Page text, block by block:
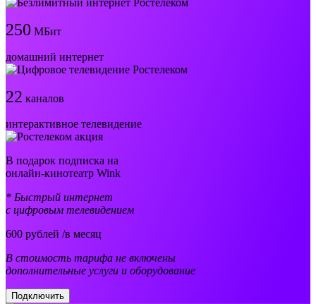
250 МБит
домашний интернет
22 каналов
интерактивное телевидение
В подарок подписка на
онлайн-кинотеатр Wink
* Быстрый интернет
с цифровым телевидением
600 рублей /в месяц
В стоимость тарифа не включены
дополнительные услуги и оборудование
Подключить